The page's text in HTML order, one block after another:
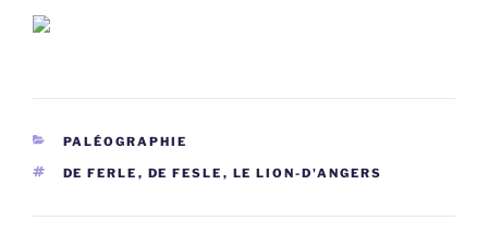
CATÉGORIES
PALÉOGRAPHIE
ÉTIQUETTES
DE FERLE , DE FESLE , LE LION-D'ANGERS